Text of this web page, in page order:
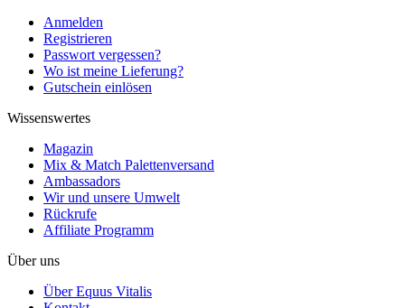
Anmelden
Registrieren
Passwort vergessen?
Wo ist meine Lieferung?
Gutschein einlösen
Wissenswertes
Magazin
Mix & Match Palettenversand
Ambassadors
Wir und unsere Umwelt
Rückrufe
Affiliate Programm
Über uns
Über Equus Vitalis